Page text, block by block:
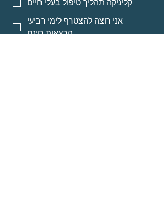
קליניקה תהליך טיפול בעלי חיים
אני רוצה להצטרף לימי רביעי
הרצאות חינם